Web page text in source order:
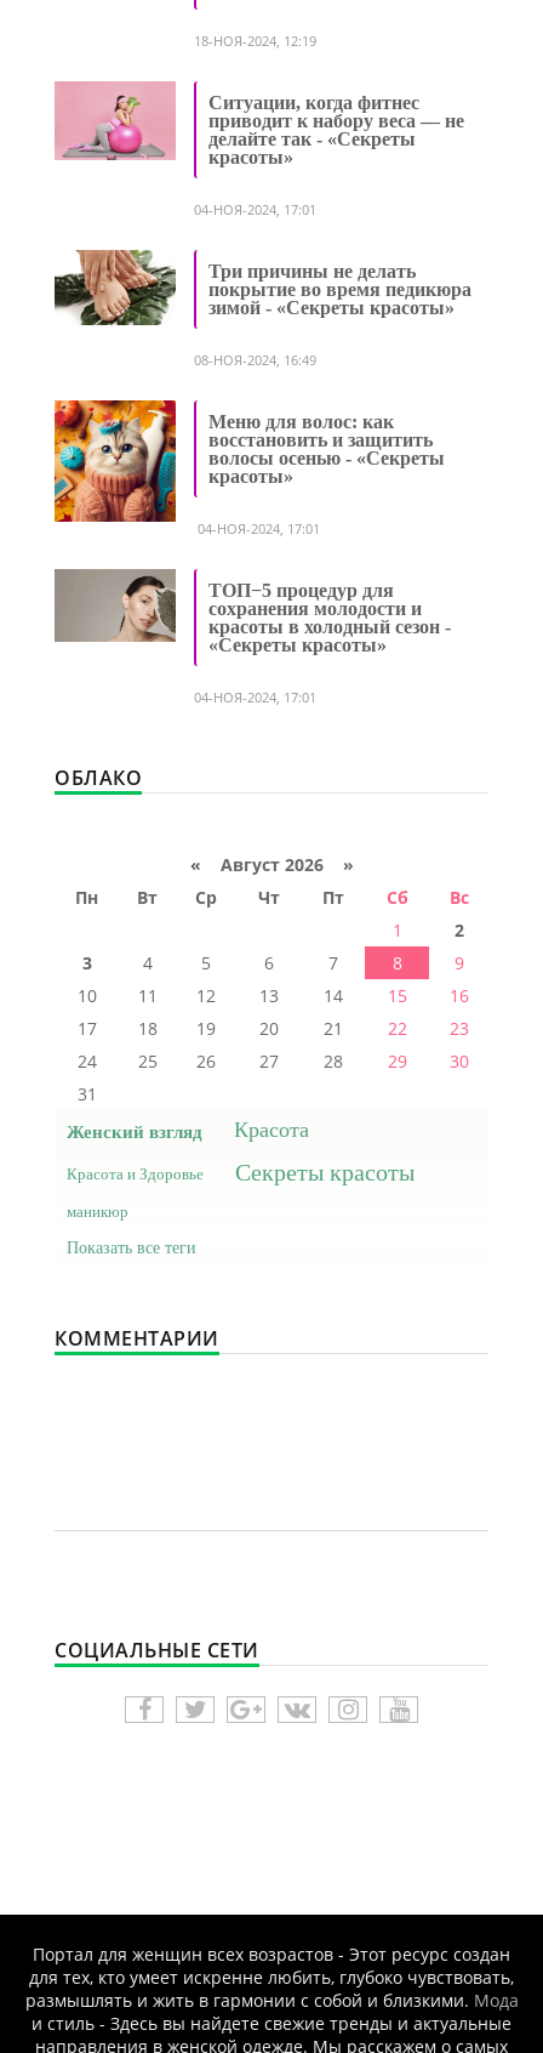
18-НОЯ-2024, 12:19
Ситуации, когда фитнес
приводит к набору веса — не
делайте так - «Секреты
красоты»
04-НОЯ-2024, 17:01
Три причины не делать
покрытие во время педикюра
зимой - «Секреты красоты»
08-НОЯ-2024, 16:49
Меню для волос: как
восстановить и защитить
волосы осенью - «Секреты
красоты»
04-НОЯ-2024, 17:01
ТОП−5 процедур для
сохранения молодости и
красоты в холодный сезон -
«Секреты красоты»
04-НОЯ-2024, 17:01
ОБЛАКО
« Август 2026 »
Пн
Вт Ср Чт Пт Сб
Вс
1
2
3
4 5 6 7 8
9
10
11 12 13 14 15
16
17
18 19 20 21 22
23
24
25 26 27 28 29
30
31
Женский взгляд Красота
Красота и Здоровье Секреты красоты
маникюр
Показать все теги
КОММЕНТАРИИ
СОЦИАЛЬНЫЕ СЕТИ
Портал для женщин всех возрастов - Этот ресурс создан
для тех, кто умеет искренне любить, глубоко чувствовать,
размышлять и жить в гармонии с собой и близкими. Мода
и стиль - Здесь вы найдете свежие тренды и актуальные
направления в женской одежде. Мы расскажем о самых